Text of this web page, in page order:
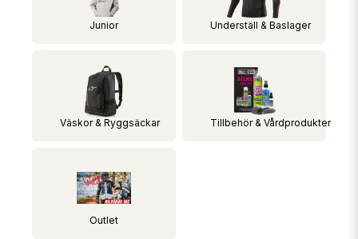
Junior Underställ & Baslager
Väskor & Ryggsäckar Tillbehör & Vårdprodukter
Outlet